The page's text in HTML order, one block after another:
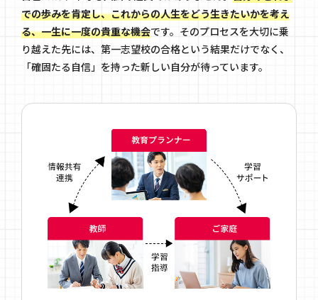
での歩みを肯定し、これからの人生をどう生きたいかを考え
る、一生に一度の貴重な機会です。そのプロセスを大切に乗
り越えた先には、第一志望校の合格という結果だけでなく、
「確固たる自信」を持った新しい自分が待っています。